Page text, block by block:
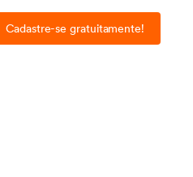
Cadastre-se gratuitamente!